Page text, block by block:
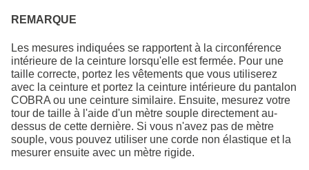
REMARQUE
Les mesures indiquées se rapportent à la circonférence
intérieure de la ceinture lorsqu'elle est fermée. Pour une
taille correcte, portez les vêtements que vous utiliserez
avec la ceinture et portez la ceinture intérieure du pantalon
COBRA ou une ceinture similaire. Ensuite, mesurez votre
tour de taille à l'aide d'un mètre souple directement au-
dessus de cette dernière. Si vous n'avez pas de mètre
souple, vous pouvez utiliser une corde non élastique et la
mesurer ensuite avec un mètre rigide.